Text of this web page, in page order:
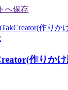
作りか